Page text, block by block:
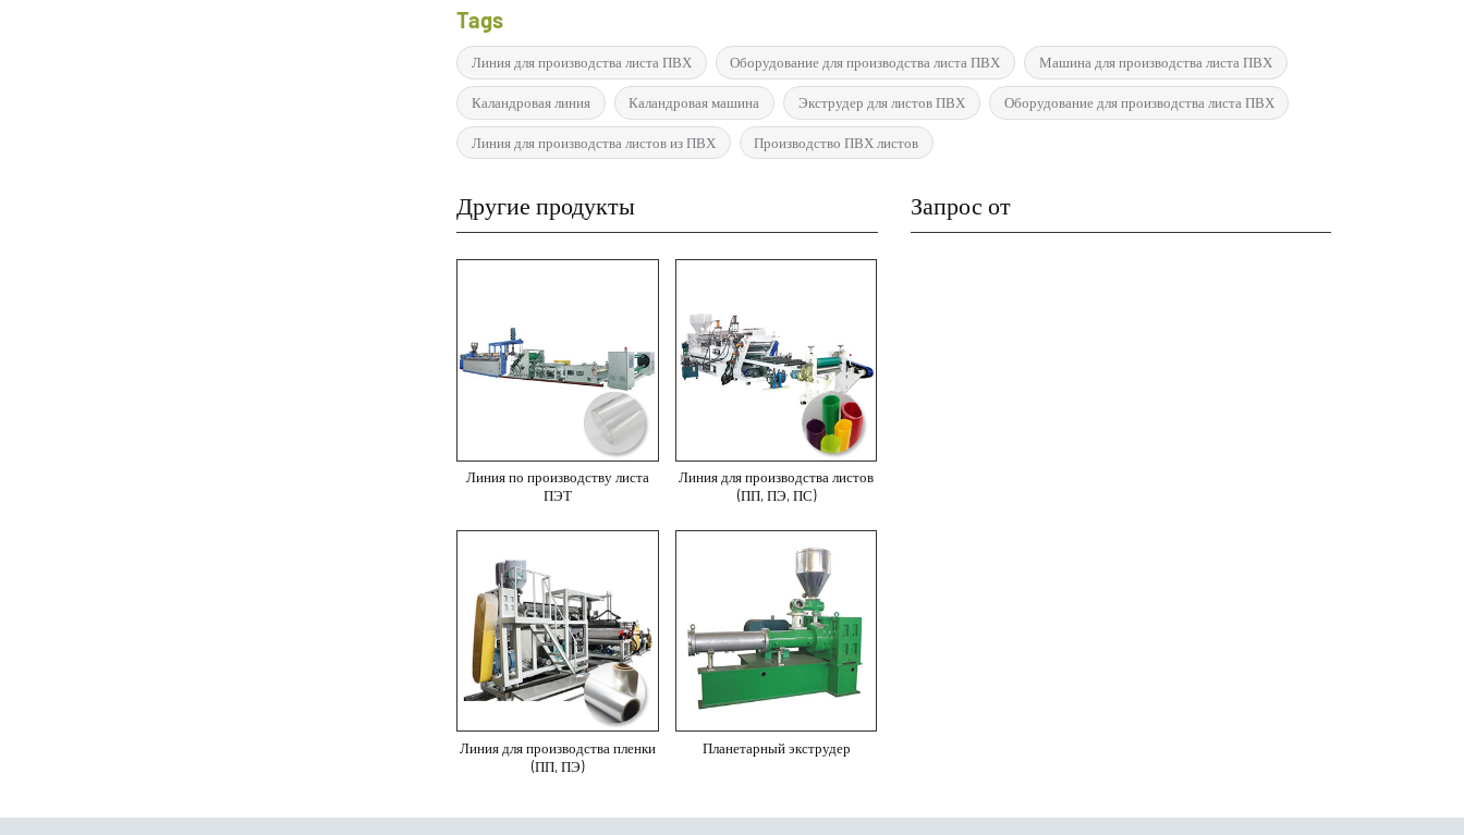
Tags
Линия для производства листа ПВХ Оборудование для производства листа ПВХ Машина для производства листа ПВХ
Каландровая линия Каландровая машина Экструдер для листов ПВХ Оборудование для производства листа ПВХ
Линия для производства листов из ПВХ Производство ПВХ листов
Другие продукты
Линия по производству листа
ПЭТ
Линия для производства листов
(ПП, ПЭ, ПС)
Линия для производства пленки
(ПП, ПЭ)
Планетарный экструдер
Запрос от